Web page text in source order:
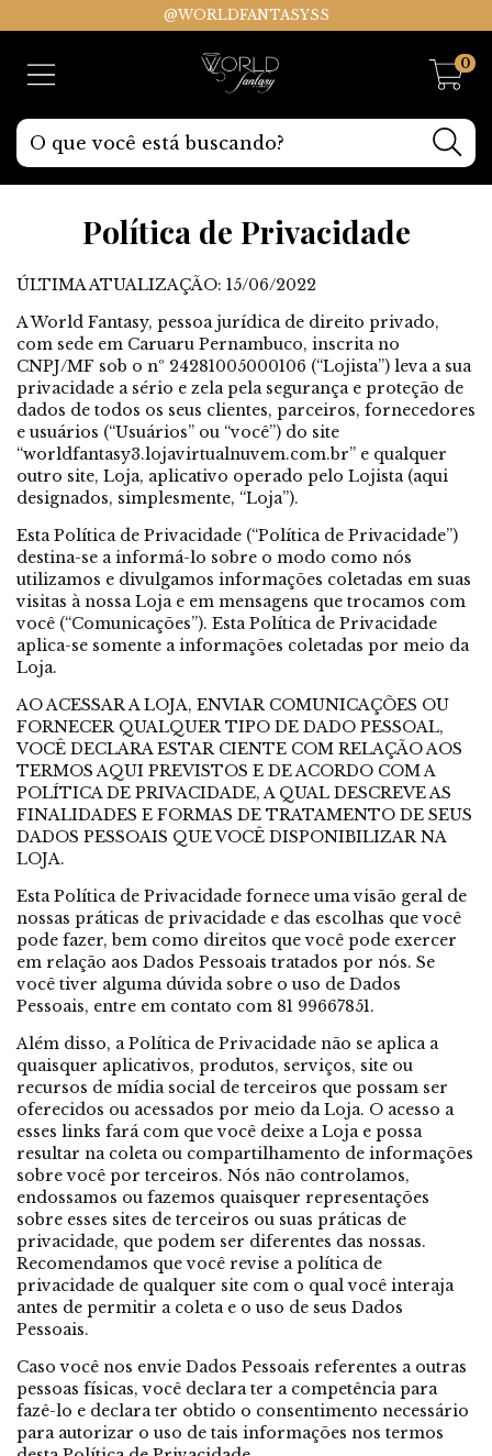
@WORLDFANTASYSS
0
Política de Privacidade
ÚLTIMA ATUALIZAÇÃO: 15/06/2022
A World Fantasy, pessoa jurídica de direito privado,
com sede em Caruaru Pernambuco, inscrita no
CNPJ/MF sob o nº 24281005000106 (“Lojista”) leva a sua
privacidade a sério e zela pela segurança e proteção de
dados de todos os seus clientes, parceiros, fornecedores
e usuários (“Usuários” ou “você”) do site
“worldfantasy3.lojavirtualnuvem.com.br” e qualquer
outro site, Loja, aplicativo operado pelo Lojista (aqui
designados, simplesmente, “Loja”).
Esta Política de Privacidade (“Política de Privacidade”)
destina-se a informá-lo sobre o modo como nós
utilizamos e divulgamos informações coletadas em suas
visitas à nossa Loja e em mensagens que trocamos com
você (“Comunicações”). Esta Política de Privacidade
aplica-se somente a informações coletadas por meio da
Loja.
AO ACESSAR A LOJA, ENVIAR COMUNICAÇÕES OU
FORNECER QUALQUER TIPO DE DADO PESSOAL,
VOCÊ DECLARA ESTAR CIENTE COM RELAÇÃO AOS
TERMOS AQUI PREVISTOS E DE ACORDO COM A
POLÍTICA DE PRIVACIDADE, A QUAL DESCREVE AS
FINALIDADES E FORMAS DE TRATAMENTO DE SEUS
DADOS PESSOAIS QUE VOCÊ DISPONIBILIZAR NA
LOJA.
Esta Política de Privacidade fornece uma visão geral de
nossas práticas de privacidade e das escolhas que você
pode fazer, bem como direitos que você pode exercer
em relação aos Dados Pessoais tratados por nós. Se
você tiver alguma dúvida sobre o uso de Dados
Pessoais, entre em contato com 81 99667851.
Além disso, a Política de Privacidade não se aplica a
quaisquer aplicativos, produtos, serviços, site ou
recursos de mídia social de terceiros que possam ser
oferecidos ou acessados por meio da Loja. O acesso a
esses links fará com que você deixe a Loja e possa
resultar na coleta ou compartilhamento de informações
sobre você por terceiros. Nós não controlamos,
endossamos ou fazemos quaisquer representações
sobre esses sites de terceiros ou suas práticas de
privacidade, que podem ser diferentes das nossas.
Recomendamos que você revise a política de
privacidade de qualquer site com o qual você interaja
antes de permitir a coleta e o uso de seus Dados
Pessoais.
Caso você nos envie Dados Pessoais referentes a outras
pessoas físicas, você declara ter a competência para
fazê-lo e declara ter obtido o consentimento necessário
para autorizar o uso de tais informações nos termos